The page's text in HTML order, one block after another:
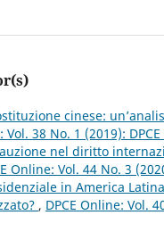
cinese:
Vol. 38 No. 1 (2019):
nel diritto
Online: Vol. 44 No. 3
in America
, DPCE Online: Vol.